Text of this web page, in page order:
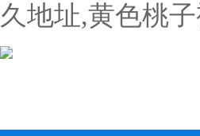
久地址,黄色桃